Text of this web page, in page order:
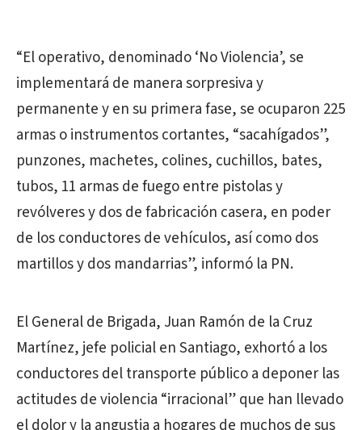
“El operativo, denominado ‘No Violencia’, se
implementará de manera sorpresiva y
permanente y en su primera fase, se ocuparon 225
armas o instrumentos cortantes, “sacahígados”,
punzones, machetes, colines, cuchillos, bates,
tubos, 11 armas de fuego entre pistolas y
revólveres y dos de fabricación casera, en poder
de los conductores de vehículos, así como dos
martillos y dos mandarrias”, informó la PN.
El General de Brigada, Juan Ramón de la Cruz
Martínez, jefe policial en Santiago, exhortó a los
conductores del transporte público a deponer las
actitudes de violencia “irracional” que han llevado
el dolor y la angustia a hogares de muchos de sus